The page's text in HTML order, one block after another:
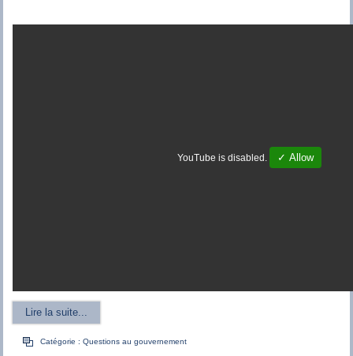
YouTube is disabled. ✓ Allow
Lire la suite...
Catégorie :Questions au gouvernement